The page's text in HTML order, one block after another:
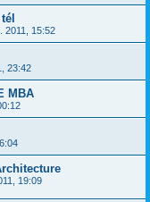
2011, 15:52
23:42
MBA
19:09